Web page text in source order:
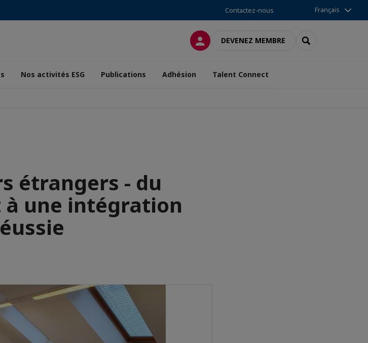
Contactez-nous Français
CONNEXIONDEVENEZ MEMBRE RECHERCHER
Nos activités ESG Publications Adhésion Talent Connect
étrangers - du
une intégration